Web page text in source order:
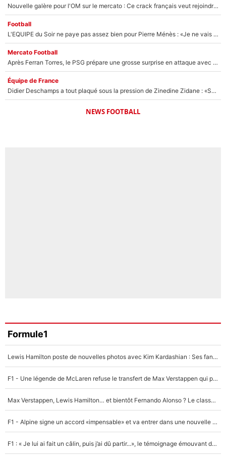
Nouvelle galère pour l'OM sur le mercato : Ce crack français veut rejoindre le PSG, il a déjà donné son accord pour signer à Paris !
Football
L'EQUIPE du Soir ne paye pas assez bien pour Pierre Ménès : «Je ne vais pas m’user la santé pour gagner 200 ou 300€»
Mercato Football
Après Ferran Torres, le PSG prépare une grosse surprise en attaque avec un joueur que vous connaissez déjà !
Équipe de France
Didier Deschamps a tout plaqué sous la pression de Zinedine Zidane : «Sans ça, il aurait continué en équipe de France»
NEWS FOOTBALL
Formule1
Lewis Hamilton poste de nouvelles photos avec Kim Kardashian : Ses fans le voient déjà redevenir champion du monde de F1 grâce à elle !
F1 - Une légende de McLaren refuse le transfert de Max Verstappen qui pourrait «faire des vagues» et plomber l'ambiance dans l'équipe
Max Verstappen, Lewis Hamilton… et bientôt Fernando Alonso ? Le classement des pilotes les mieux payés en Formule 1 risque de changer !
F1 - Alpine signe un accord «impensable» et va entrer dans une nouvelle dimension : Grande nouvelle pour Pierre Gasly !
F1 : « Je lui ai fait un câlin, puis j’ai dû partir...», le témoignage émouvant de Max Verstappen sur sa fille